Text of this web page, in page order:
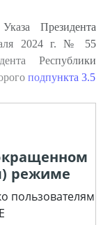
Президента
2024 г. № 55
Республики
подпункта 3.5
режиме
пользователям